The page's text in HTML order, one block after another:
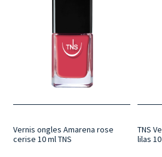
Vernis ongles Amarena rose
cerise 10 ml TNS
TNS
lilas